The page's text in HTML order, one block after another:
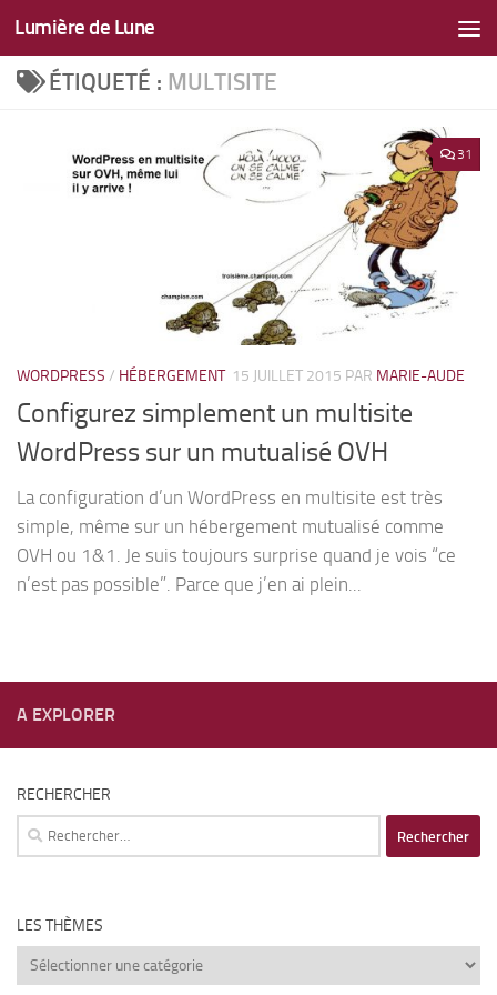
Skip to content
Lumière de Lune
ÉTIQUETÉ : MULTISITE
31
WORDPRESS / HÉBERGEMENT 15 JUILLET 2015 PAR MARIE-AUDE
Configurez simplement un multisite
WordPress sur un mutualisé OVH
La configuration d’un WordPress en multisite est très
simple, même sur un hébergement mutualisé comme
OVH ou 1&1. Je suis toujours surprise quand je vois “ce
n’est pas possible”. Parce que j’en ai plein...
A EXPLORER
RECHERCHER
Rechercher :
LES THÈMES
Les
thèmes